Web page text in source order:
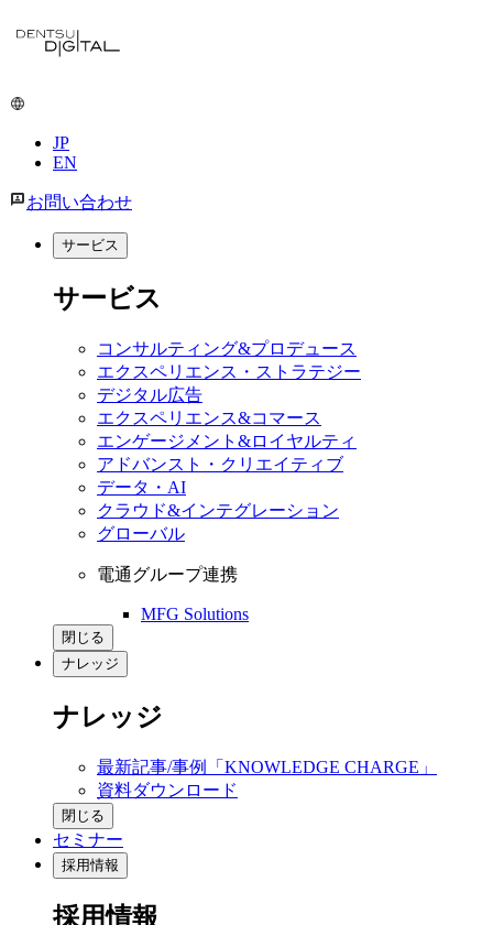
メ
コ
ツ
JP
EN
お問い合わせ
サービス
サービス
コンサルティング&プロデュース
エクスペリエンス・ストラテジー
デジタル広告
エクスペリエンス&コマース
エンゲージメント&ロイヤルティ
アドバンスト・クリエイティブ
データ・AI
クラウド&インテグレーション
グローバル
電通グループ連携
MFG Solutions
閉じる
ナレッジ
ナレッジ
最新記事/事例「KNOWLEDGE CHARGE」
資料ダウンロード
閉じる
セミナー
採用情報
採用情報